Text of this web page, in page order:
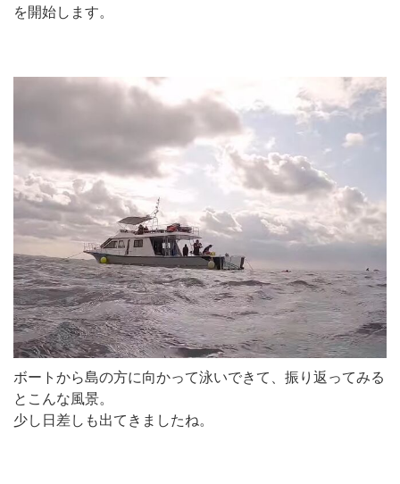
を開始します。
ボートから島の方に向かって泳いできて、振り返ってみる
とこんな風景。
少し日差しも出てきましたね。